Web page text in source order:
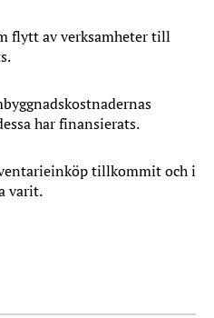
flytt av verksamheter till
har finansierats.
tillkommit och i
varit.